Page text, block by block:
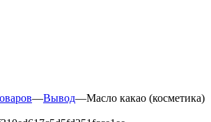
—Вывод—Масло какао (косметика)